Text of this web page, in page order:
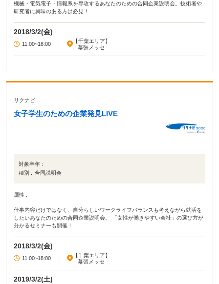
機械・電気電子・情報系を専攻するあなたのための合同企業説明会。技術者や
研究者に興味のある方は必見！
2018/3/2(金)
11:00~18:00 |
【千葉エリア】
幕張メッセ
リクナビ
女子学生のための企業発見LIVE
対象卒年 :
種別 : 合同説明会
属性 :
仕事内容だけではなく、自分らしいワークライフバランスも考えながら就活を
したいあなたのための合同企業説明会。 「女性が働きやすい会社」の選び方が
分かるセミナーも開催！
2018/3/2(金)
11:00~18:00 |
【千葉エリア】
幕張メッセ
2019/3/2(土)